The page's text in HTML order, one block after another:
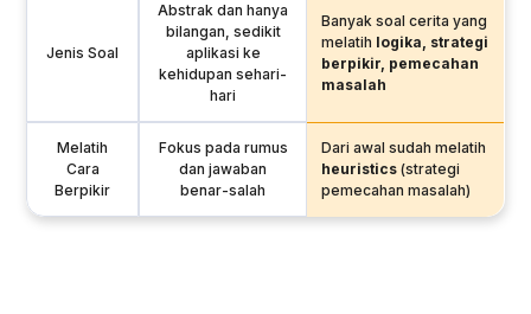
Jenis Soal
Abstrak dan hanya
bilangan, sedikit
aplikasi ke
kehidupan sehari-
hari
Banyak soal cerita yang
melatih logika, strategi
berpikir, pemecahan
masalah
Melatih
Cara
Berpikir
Fokus pada rumus
dan jawaban
benar-salah
Dari awal sudah melatih
heuristics (strategi
pemecahan masalah)